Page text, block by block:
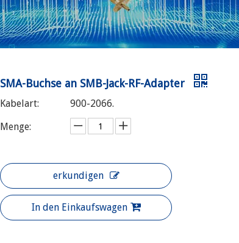
SMA-Buchse an SMB-Jack-RF-Adapter
Kabelart:
900-2066.
Menge:
erkundigen
In den Einkaufswagen